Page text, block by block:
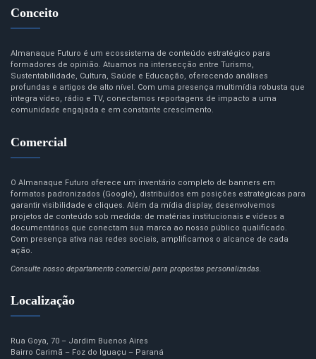
Conceito
Almanaque Futuro é um ecossistema de conteúdo estratégico para
formadores de opinião. Atuamos na intersecção entre Turismo,
Sustentabilidade, Cultura, Saúde e Educação, oferecendo análises
profundas e artigos de alto nível. Com uma presença multimídia robusta que
integra vídeo, rádio e TV, conectamos reportagens de impacto a uma
comunidade engajada e em constante crescimento.
Comercial
O Almanaque Futuro oferece um inventário completo de banners em
formatos padronizados (Google), distribuídos em posições estratégicas para
garantir visibilidade e cliques. Além da mídia display, desenvolvemos
projetos de conteúdo sob medida: de matérias institucionais e vídeos a
documentários que conectam sua marca ao nosso público qualificado.
Com presença ativa nas redes sociais, amplificamos o alcance de cada
ação.
Consulte nosso departamento comercial para propostas personalizadas.
Localização
Rua Goya, 70 – Jardim Buenos Aires
Bairro Carimã – Foz do Iguaçu – Paraná